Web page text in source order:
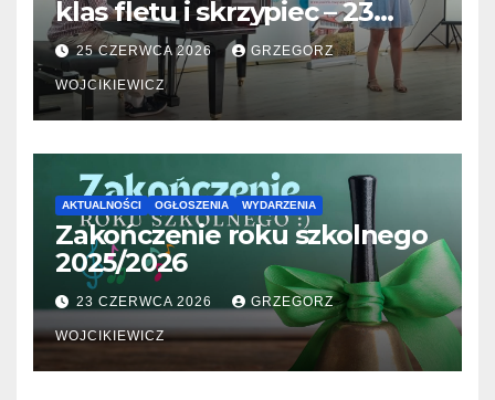
klas fletu i skrzypiec – 23
06.2026
25 CZERWCA 2026 GRZEGORZ
WOJCIKIEWICZ
AKTUALNOŚCI OGŁOSZENIA WYDARZENIA
Zakończenie roku szkolnego
2025/2026
23 CZERWCA 2026 GRZEGORZ
WOJCIKIEWICZ